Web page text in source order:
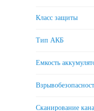
Hytera (
Kenwood (0)
Lira (0)
Класс защиты
Тип АКБ
Емкость
Сканирование